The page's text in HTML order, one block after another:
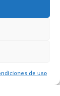
de uso